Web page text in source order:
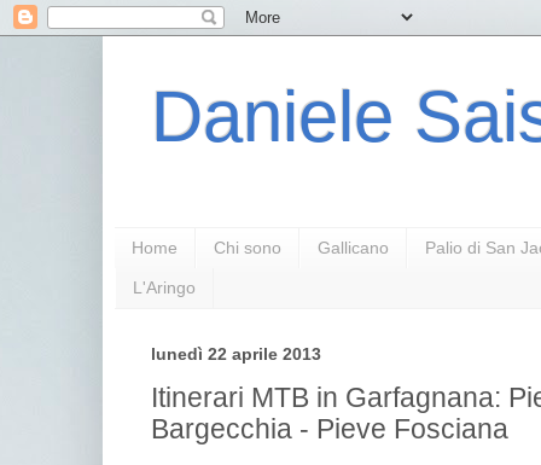
Daniele
Home Chi sono Gallicano Palio di San
L'Aringo
lunedì 22 aprile 2013
Itinerari MTB in Garfagnana:
Bargecchia - Pieve Fosciana